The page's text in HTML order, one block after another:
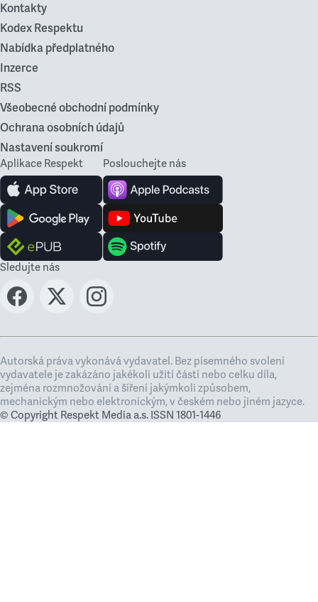
Kontakty
Kodex Respektu
Nabídka předplatného
Inzerce
RSS
Všeobecné obchodní podmínky
Ochrana osobních údajů
Nastavení soukromí
Aplikace Respekt Poslouchejte nás
Sledujte nás
Autorská práva vykonává vydavatel. Bez písemného svolení
vydavatele je zakázáno jakékoli užití částí nebo celku díla,
zejména rozmnožování a šíření jakýmkoli způsobem,
mechanickým nebo elektronickým, v českém nebo jiném jazyce.
© Copyright Respekt Media a.s. ISSN 1801-1446